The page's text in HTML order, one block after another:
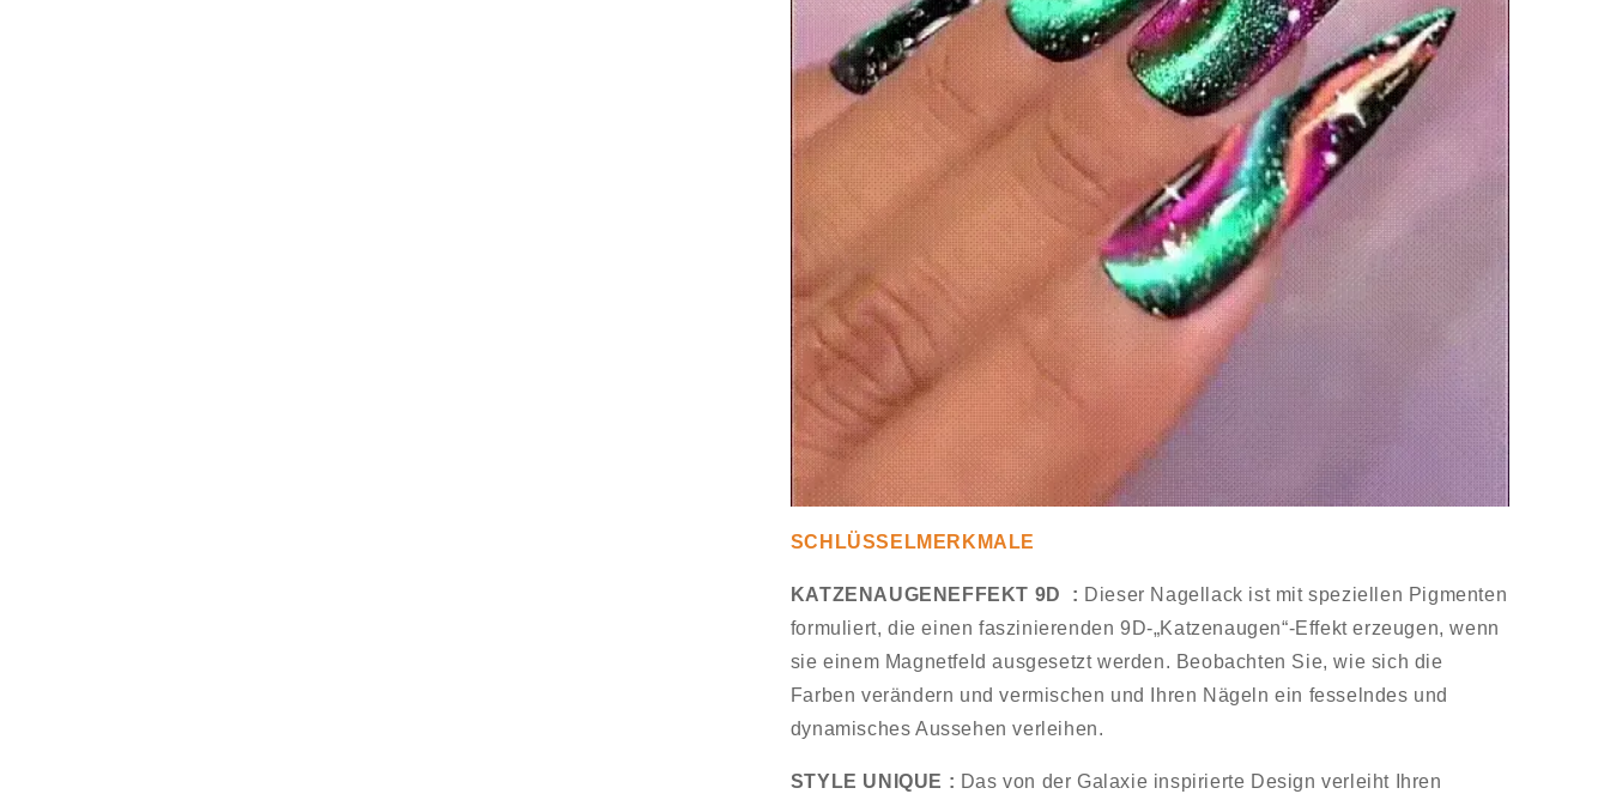
SCHLÜSSELMERKMALE
KATZENAUGENEFFEKT 9D : Dieser Nagellack ist mit speziellen Pigmenten
formuliert, die einen faszinierenden 9D-„Katzenaugen“-Effekt erzeugen, wenn
sie einem Magnetfeld ausgesetzt werden. Beobachten Sie, wie sich die
Farben verändern und vermischen und Ihren Nägeln ein fesselndes und
dynamisches Aussehen verleihen.
STYLE UNIQUE : Das von der Galaxie inspirierte Design verleiht Ihren